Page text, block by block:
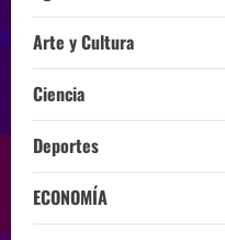
Arte y Cultura
Ciencia
Deportes
ECONOMÍA